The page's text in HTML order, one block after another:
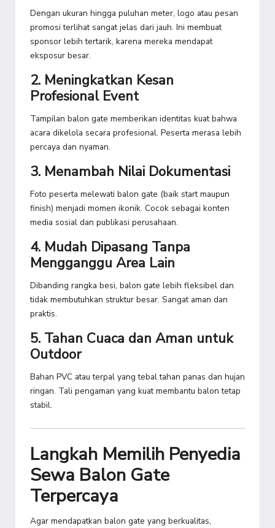
Dengan ukuran hingga puluhan meter, logo atau pesan
promosi terlihat sangat jelas dari jauh. Ini membuat
sponsor lebih tertarik, karena mereka mendapat
eksposur besar.
2. Meningkatkan Kesan
Profesional Event
Tampilan balon gate memberikan identitas kuat bahwa
acara dikelola secara profesional. Peserta merasa lebih
percaya dan nyaman.
3. Menambah Nilai Dokumentasi
Foto peserta melewati balon gate (baik start maupun
finish) menjadi momen ikonik. Cocok sebagai konten
media sosial dan publikasi perusahaan.
4. Mudah Dipasang Tanpa
Mengganggu Area Lain
Dibanding rangka besi, balon gate lebih fleksibel dan
tidak membutuhkan struktur besar. Sangat aman dan
praktis.
5. Tahan Cuaca dan Aman untuk
Outdoor
Bahan PVC atau terpal yang tebal tahan panas dan hujan
ringan. Tali pengaman yang kuat membantu balon tetap
stabil.
Langkah Memilih Penyedia
Sewa Balon Gate
Terpercaya
Agar mendapatkan balon gate yang berkualitas,